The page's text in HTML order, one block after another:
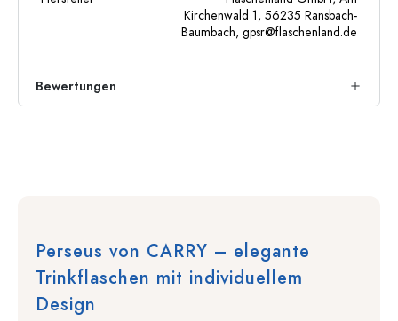
Kirchenwald 1, 56235 Ransbach-
Baumbach, gpsr@flaschenland.de
Bewertungen
Perseus von CARRY – elegante
Trinkflaschen mit individuellem
Design